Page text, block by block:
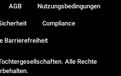
Alle Rechte
AGB Nutzungsbedingungen
Compliance
Barrierefreiheit